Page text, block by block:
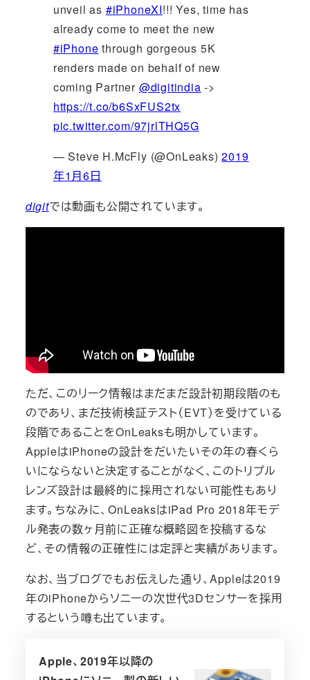
unveil as #iPhoneXI!!! Yes, time has
already come to meet the new
#iPhone through gorgeous 5K
renders made on behalf of new
coming Partner @digitindia ->
https://t.co/b6SxFUS2tx
pic.twitter.com/97jrlTHQ5G
— Steve H.McFly (@OnLeaks)2019
年1月6日
digitでは動画も公開されています。
ただ、このリーク情報はまだまだ設計初期段階のも
のであり、まだ技術検証テスト（EVT）を受けている
段階であることをOnLeaksも明かしています。
AppleはiPhoneの設計をだいたいその年の春くら
いにならないと決定することがなく、このトリプル
レンズ設計は最終的に採用されない可能性もあり
ます。ちなみに、OnLeaksはiPad Pro 2018年モデ
ル発表の数ヶ月前に正確な概略図を投稿するな
ど、その情報の正確性には定評と実績があります。
なお、当ブログでもお伝えした通り、Appleは2019
年のiPhoneからソニーの次世代3Dセンサーを採用
するという噂も出ています。
Apple、2019年以降の